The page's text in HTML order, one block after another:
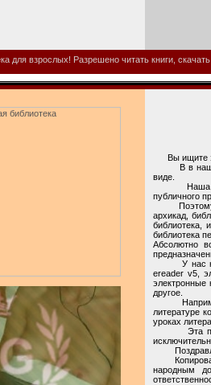
для взрослых! Разрешено читать книги,
Вы ищите
В в нашей
виде.
Наша
публичного
Поэтому, в
архикад,
библиотека,
библиотека
Абсолютно
У нас на
ereader v5,
электронные
другое.
Например,
литературе
уроках
Эта
народным